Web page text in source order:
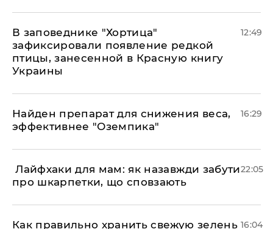
В заповеднике "Хортица"
зафиксировали появление редкой
птицы, занесенной в Красную книгу
Украины
12:49
Найден препарат для снижения веса,
эффективнее "Оземпика"
16:29
​ Лайфхаки для мам: як назавжди забути
про шкарпетки, що сповзають
22:05
Как правильно хранить свежую зелень 16:04